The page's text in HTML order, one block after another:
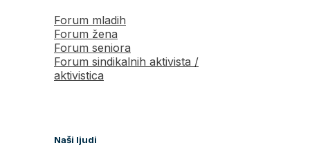
Forum mladih
Forum žena
Forum seniora
Forum sindikalnih aktivista /
aktivistica
Naši ljudi